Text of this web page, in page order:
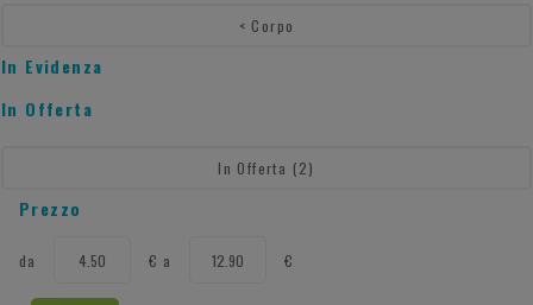
< Corpo
In Evidenza
In Offerta
In Offerta (2)
Prezzo
da
da € aa €